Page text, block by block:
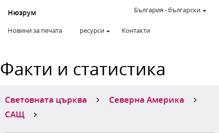
Нюзрум
Новини за печата ресурси Контакти
България -български
Факти и статистика
Световната църква
Северна Америка
САЩ